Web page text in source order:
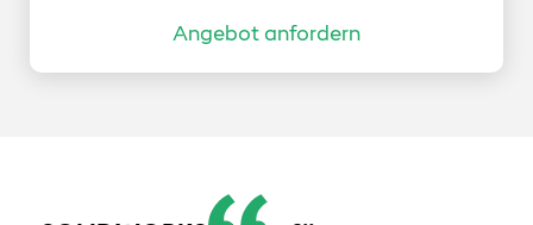
Angebot anfordern